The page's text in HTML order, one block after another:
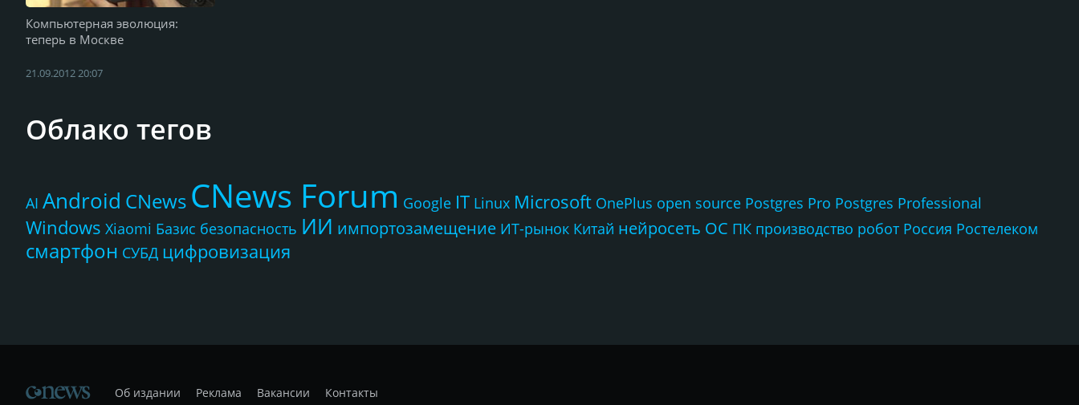
Компьютерная эволюция:
теперь в Москве
21.09.2012 20:07
Облако тегов
AI Android CNews CNews Forum Google IT Linux Microsoft OnePlus open source Postgres Pro Postgres Professional
Windows Xiaomi Базис безопасность ИИ импортозамещение ИТ-рынок Китай нейросеть ОС ПК производство робот Россия Ростелеком
смартфон СУБД цифровизация
Об издании Реклама Вакансии Контакты